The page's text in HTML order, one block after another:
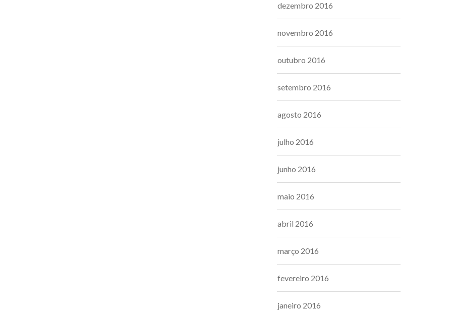
dezembro 2016
novembro 2016
outubro 2016
setembro 2016
agosto 2016
julho 2016
junho 2016
maio 2016
abril 2016
março 2016
fevereiro 2016
janeiro 2016